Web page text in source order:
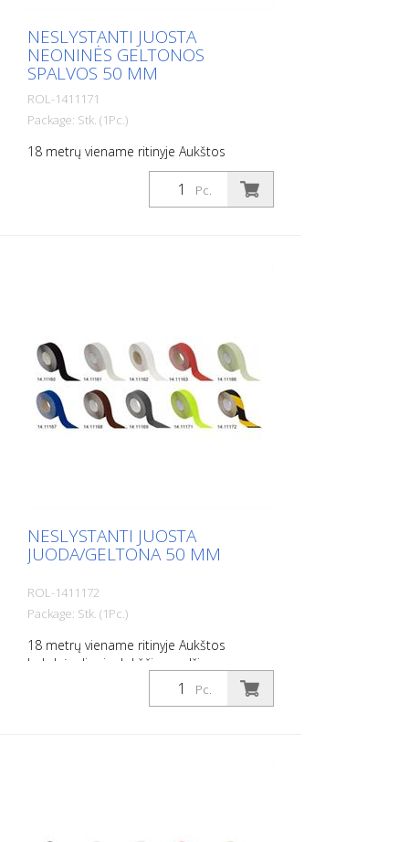
NESLYSTANTI JUOSTA
NEONINĖS GELTONOS
SPALVOS 50 MM
ROL-1411171
Package: Stk. (1Pc.)
18 metrų viename ritinyje Aukštos
kokybės, lipni, plokščia medžiaga,
pasižyminti maksimaliu sukibimu ir puikiu
prisitaikymu. Idealiai tinka kloti ant
Pc.
NESLYSTANTI JUOSTA
JUODA/GELTONA 50 MM
ROL-1411172
Package: Stk. (1Pc.)
18 metrų viename ritinyje Aukštos
kokybės, lipni, plokščia medžiaga,
pasižyminti maksimaliu sukibimu ir puikiu
prisitaikymu. Idealiai tinka kloti ant
Pc.